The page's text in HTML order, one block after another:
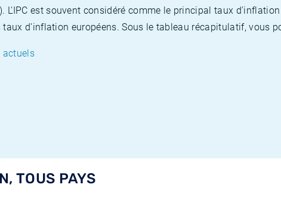
L'IPC est souvent considéré comme le principal taux
taux d'inflation européens. Sous le tableau récapitulatif, vous
actuels
TOUS PAYS